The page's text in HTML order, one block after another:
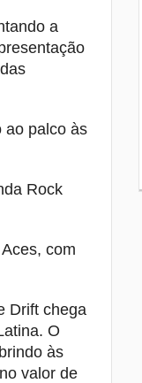
a
ao palco às
Rock
com
Drift chega
O
às
valor de
como visitante
de Londrina